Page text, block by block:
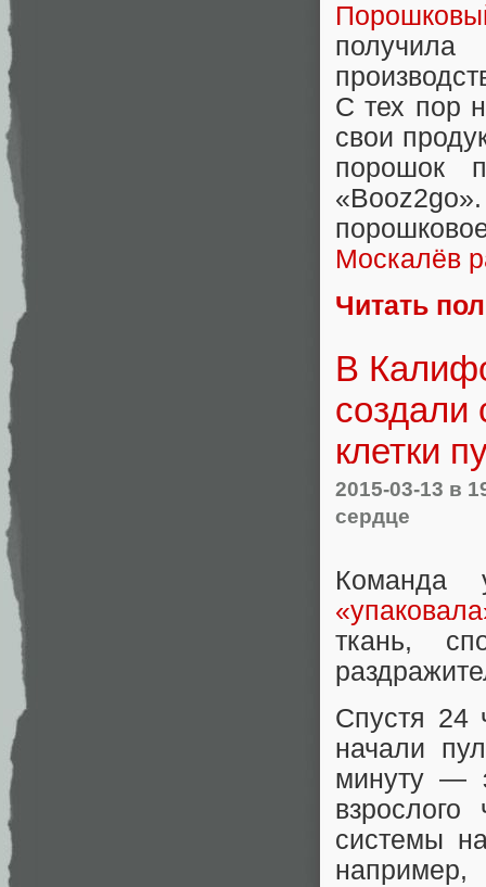
получила
С тех пор
свои
порошок
Москалёв
Читать
В
создали
клетки
2015-03-13 в
сердце
Команда
ткань,
Спустя 24
начали
минуту —
системы